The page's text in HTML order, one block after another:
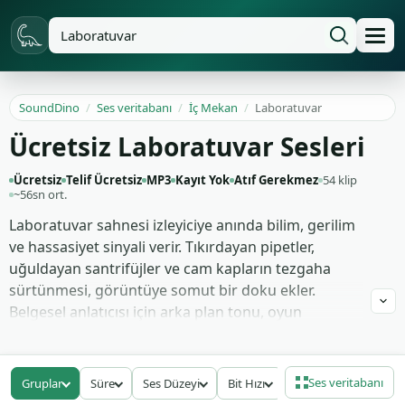
SoundDino / Ses veritabanı / İç Mekan / Laboratuvar
Ücretsiz Laboratuvar Sesleri
Ücretsiz Telif Ücretsiz MP3 Kayıt Yok Atıf Gerekmez 54 klip
~56sn ort.
Laboratuvar sahnesi izleyiciye anında bilim, gerilim
ve hassasiyet sinyali verir. Tıkırdayan pipetler,
uğuldayan santrifüjler ve cam kapların tezgaha
sürtünmesi, görüntüye somut bir doku ekler.
Belgesel anlatıcısı için arka plan tonu, oyun
Tezgah üstü işlemleri, ısıtıcıları ve dijital cihaz
biplerini birlikte örerek tek bir sahne inşa
Gruplar Süre Ses Düzeyi Bit Hızı Ses veritabanı